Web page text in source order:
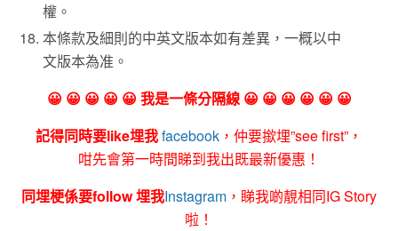
權。
本條款及細則的中英文版本如有差異，一概以中
文版本為准。
😀 😀 😀 😀 😀 我是一條分隔線 😀 😀 😀 😀 😀 😀
記得同時要like埋我facebook ，仲要撳埋”see first”，
咁先會第一時間睇到我出既最新優惠！
同埋梗係要follow 埋我Instagram ，睇我啲靚相同IG Story
啦！